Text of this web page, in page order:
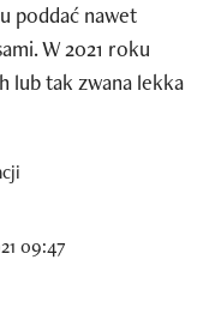
poddać nawet
W 2021 roku
lub tak zwana lekka
09:47